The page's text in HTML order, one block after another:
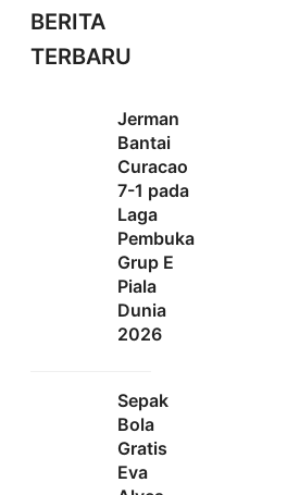
BERITA
TERBARU
Jerman
Bantai
Curacao
7-1 pada
Laga
Pembuka
Grup E
Piala
Dunia
2026
Sepak
Bola
Gratis
Eva